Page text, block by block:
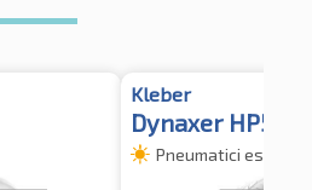
Kleber
Dynaxer HP5 XL
Pneumatici estivi